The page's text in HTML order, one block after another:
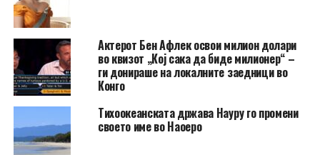
Актерот Бен Афлек освои милион долари
во квизот „Кој сака да биде милионер“ –
ги донираше на локалните заедници во
Конго
Тихоокеанската држава Науру го промени
своето име во Наоеро